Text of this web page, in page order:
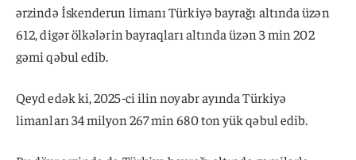
ərzində İskenderun limanı Türkiyə bayrağı altında üzən
612, digər ölkələrin bayraqları altında üzən 3 min 202
gəmi qəbul edib.
Qeyd edək ki, 2025-ci ilin noyabr ayında Türkiyə
limanları 34 milyon 267 min 680 ton yük qəbul edib.